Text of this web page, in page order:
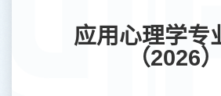
应用心理学专
（2026）